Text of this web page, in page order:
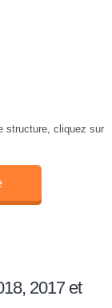
structure, cliquez sur
2017 et